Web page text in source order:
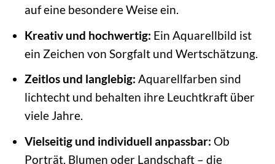
auf eine besondere Weise ein.
Kreativ und hochwertig: Ein Aquarellbild ist
ein Zeichen von Sorgfalt und Wertschätzung.
Zeitlos und langlebig: Aquarellfarben sind
lichtecht und behalten ihre Leuchtkraft über
viele Jahre.
Vielseitig und individuell anpassbar: Ob
Porträt, Blumen oder Landschaft – die